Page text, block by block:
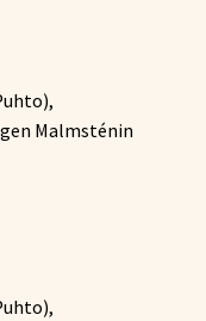
Malmsténin